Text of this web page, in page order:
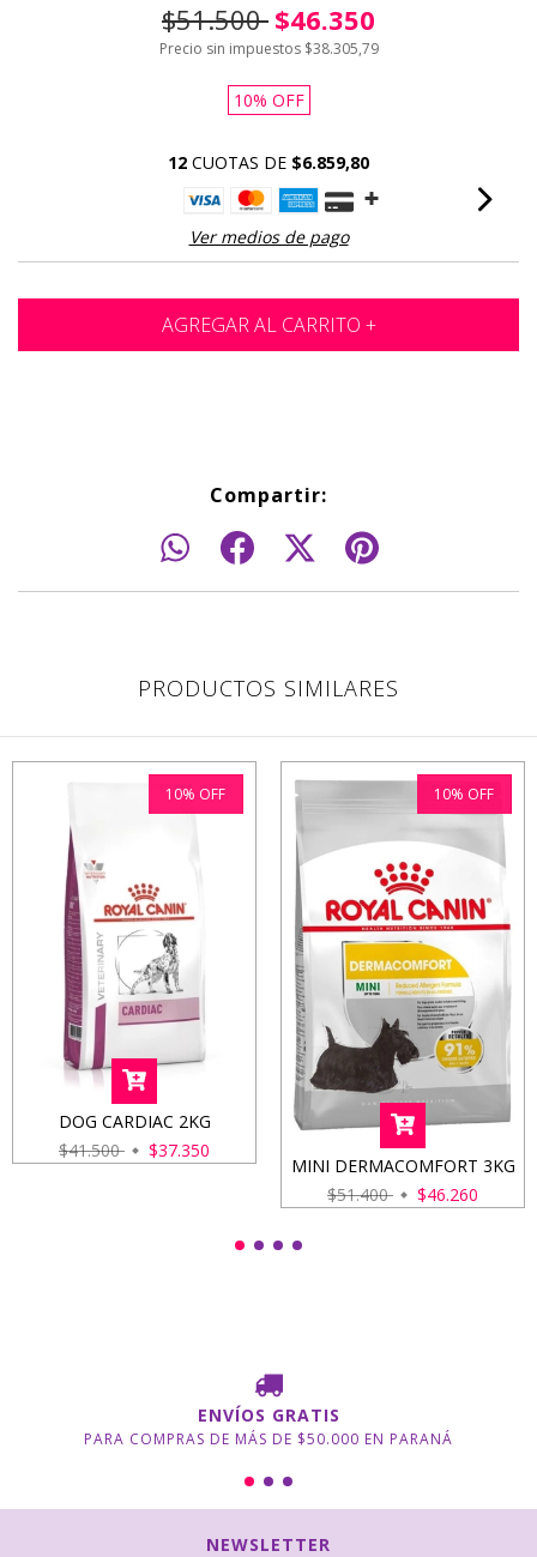
$51.500 $46.350
Precio sin impuestos $38.305,79
10% OFF
12 CUOTAS DE $6.859,80
Ver medios de pago
Compartir:
PRODUCTOS SIMILARES
10% OFF
DOG CARDIAC 2KG
$41.500
$37.350
10% OFF
MINI DERMACOMFORT 3KG
$51.400
$46.260
ENVÍOS GRATIS
PARA COMPRAS DE MÁS DE $50.000 EN PARANÁ
NEWSLETTER